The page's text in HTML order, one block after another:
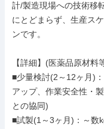
計/製造現場への技術移
にとどまらず、生産ス
ンです。
【詳細】(医薬品原材料
■少量検討(2～12ヶ月)
アップ、作業安全性・
との協同)
■試製(1～3ヶ月)：～数